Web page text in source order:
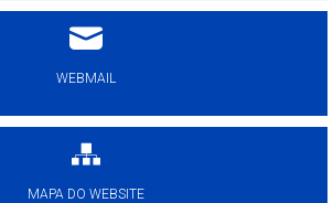
WEBMAIL
MAPA DO WEBSITE